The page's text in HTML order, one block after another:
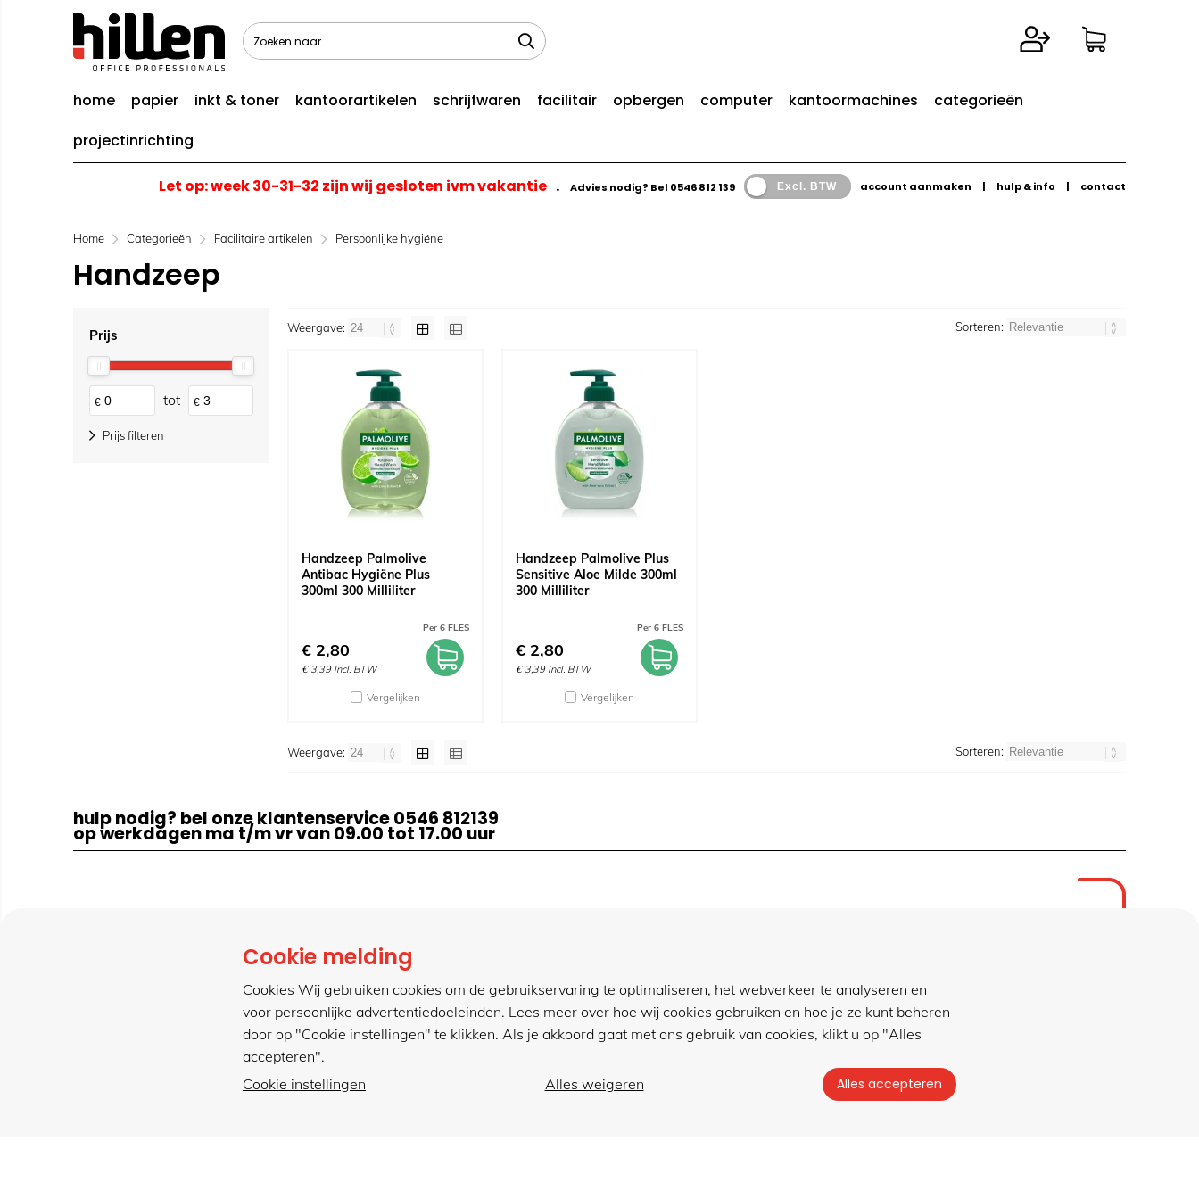
home papier inkt & toner kantoorartikelen schrijfwaren facilitair opbergen computer kantoormachines
categorieën
projectinrichting
Let op: week 30-31-32 zijn wij gesloten ivm vakantie . Advies nodig? Bel 0546 812 139 Excl. BTW account aanmaken | hulp & info | contact
Home Categorieën Facilitaire artikelen Persoonlijke hygiëne
Handzeep
Prijs
€ tot €
Prijs filteren
Weergave: Sorteren:
Handzeep Palmolive
Antibac Hygiëne Plus
300ml 300 Milliliter
Per 6 FLES
€ 2,80
€ 3,39 Incl. BTW
Vergelijken
Handzeep Palmolive Plus
Sensitive Aloe Milde 300ml
300 Milliliter
Per 6 FLES
€ 2,80
€ 3,39 Incl. BTW
Vergelijken
Weergave: Sorteren:
hulp nodig? bel onze klantenservice 0546 812139
op werkdagen ma t/m vr van 09.00 tot 17.00 uur
bel 0546 812139
stuur een e-mail
contactformulier
www.hillenkantoor.nl
kantoorartikelen
7606 BH ALMELO
geopend ma t/m vr
Cookie melding
Cookies Wij gebruiken cookies om de gebruikservaring te optimaliseren, het webverkeer te analyseren en
voor persoonlijke advertentiedoeleinden. Lees meer over hoe wij cookies gebruiken en hoe je ze kunt beheren
door op "Cookie instellingen" te klikken. Als je akkoord gaat met ons gebruik van cookies, klikt u op "Alles
accepteren".
Cookie instellingen
Alles weigeren Alles accepteren